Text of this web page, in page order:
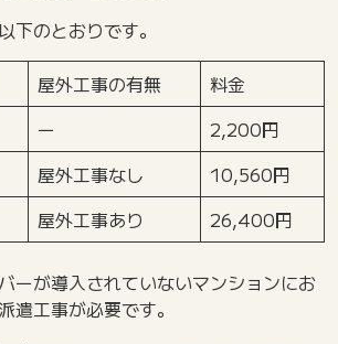
下のとおりです。
屋外工事の有無
料金
ー
2,200円
屋外工事なし
10,560円
屋外工事あり 26,400円
ーが導入されていないマンションにお
遣工事が必要です。